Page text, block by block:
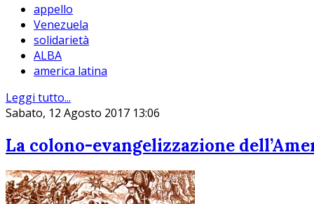
appello
Venezuela
solidarietà
ALBA
america latina
Leggi tutto...
Sabato, 12 Agosto 2017 13:06
La colono-evangelizzazione